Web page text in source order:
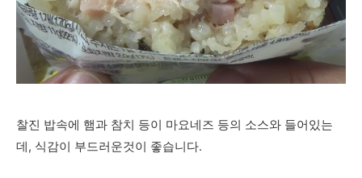
찰진 밥속에 햄과 참치 등이 마요네즈 등의 소스와 들어있는
데, 식감이 부드러운것이 좋습니다.